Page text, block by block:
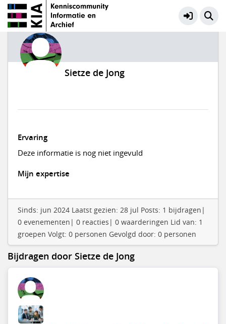
Sietze de Jong
Ervaring
Deze informatie is nog niet ingevuld
Mijn expertise
Sinds: jun 2024 Laatst gezien: 28 jul Posts: 1 bijdragen|
0 evenementen| 0 reacties| 0 waarderingen Lid van: 1
groepen Volgt: 0 personen Gevolgd door: 0 personen
Bijdragen door Sietze de Jong